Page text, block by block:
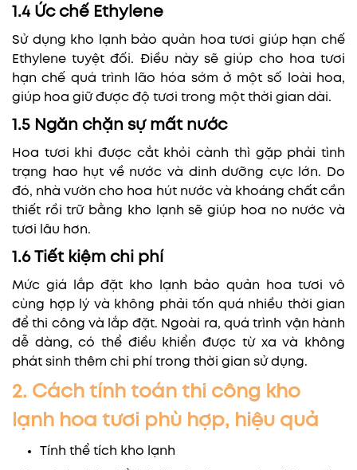
1.4 Ức chế Ethylene
Sử dụng kho lạnh bảo quản hoa tươi giúp hạn chế
Ethylene tuyệt đối. Điều này sẽ giúp cho hoa tươi
hạn chế quá trình lão hóa sớm ở một số loài hoa,
giúp hoa giữ được độ tươi trong một thời gian dài.
1.5 Ngăn chặn sự mất nước
Hoa tươi khi được cắt khỏi cành thì gặp phải tình
trạng hao hụt về nước và dinh dưỡng cực lớn. Do
đó, nhà vườn cho hoa hút nước và khoáng chất cần
thiết rồi trữ bằng kho lạnh sẽ giúp hoa no nước và
tươi lâu hơn.
1.6 Tiết kiệm chi phí
Mức giá lắp đặt kho lạnh bảo quản hoa tươi vô
cùng hợp lý và không phải tốn quá nhiều thời gian
để thi công và lắp đặt. Ngoài ra, quá trình vận hành
dễ dàng, có thể điều khiển được từ xa và không
phát sinh thêm chi phí trong thời gian sử dụng.
2. Cách tính toán thi công kho
lạnh hoa tươi phù hợp, hiệu quả
Tính thể tích kho lạnh